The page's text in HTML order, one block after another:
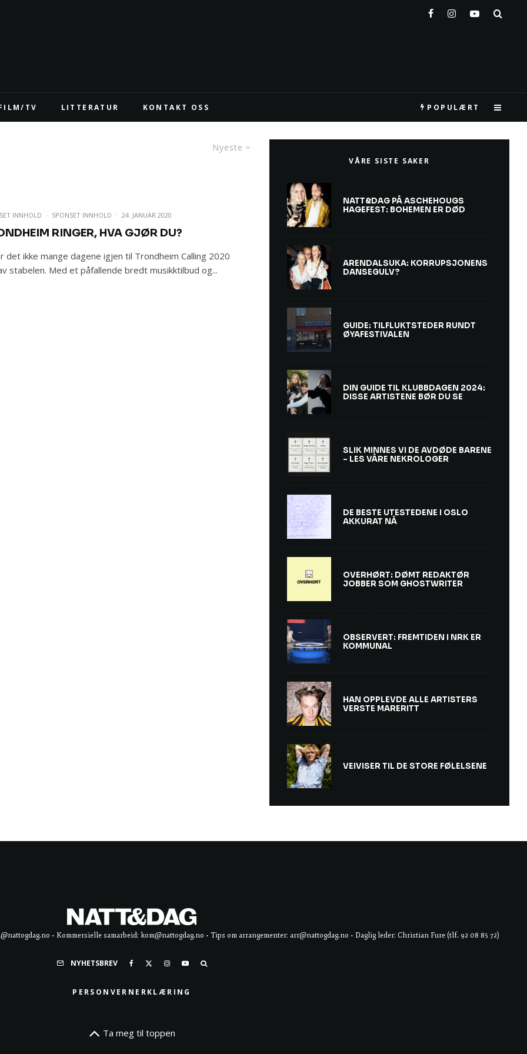
TV LITTERATUR KONTAKT OSS POPULÆRT
Nyeste
INNHOLD · SPONSET INNHOLD · 24. JANUAR 2020
RINGER, HVA GJØR DU?
det ikke mange dagene igjen til Trondheim Calling 2020
stabelen. Med et påfallende bredt musikktilbud og...
VÅRE SISTE SAKER
NATT&DAG PÅ ASCHEHOUGS
HAGEFEST: BOHEMEN ER DØD
ARENDALSUKA: KORRUPSJONENS
DANSEGULV?
GUIDE: TILFLUKTSTEDER RUNDT
ØYAFESTIVALEN
DIN GUIDE TIL KLUBBDAGEN 2024:
DISSE ARTISTENE BØR DU SE
SLIK MINNES VI DE AVDØDE BARENE
– LES VÅRE NEKROLOGER
DE BESTE UTESTEDENE I OSLO
AKKURAT NÅ
OVERHØRT: DØMT REDAKTØR
JOBBER SOM GHOSTWRITER
OBSERVERT: FREMTIDEN I NRK ER
KOMMUNAL
HAN OPPLEVDE ALLE ARTISTERS
VERSTE MARERITT
VEIVISER TIL DE STORE FØLELSENE
• Kommersielle samarbeid: kom@nattogdag.no • Tips om arrangementer: arr@nattogdag.no • Daglig leder: Christian Fure (tlf. 92 08 85 72)
NYHETSBREV
PERSONVERNERKLÆRING
Ta meg til toppen